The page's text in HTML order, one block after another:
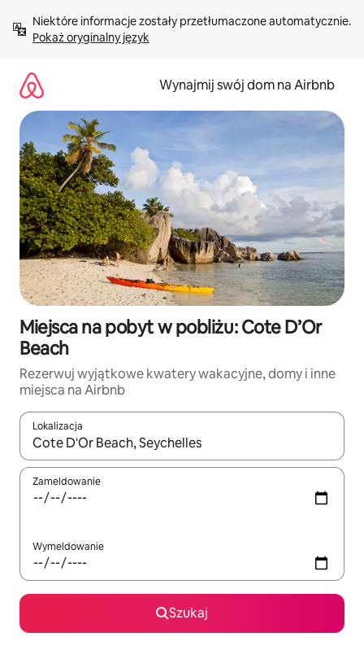
treści Pokaż oryginalny język
Wynajmij swój dom na Airbnb
Miejsca na pobyt w pobliżu: Cote D’Or
Beach
Rezerwuj wyjątkowe kwatery wakacyjne, domy i inne
miejsca na Airbnb
Lokalizacja
Gdy wyniki będą dostępne, możesz poruszać się po nich za
Zameldowanie
Wymeldowanie
Szukaj